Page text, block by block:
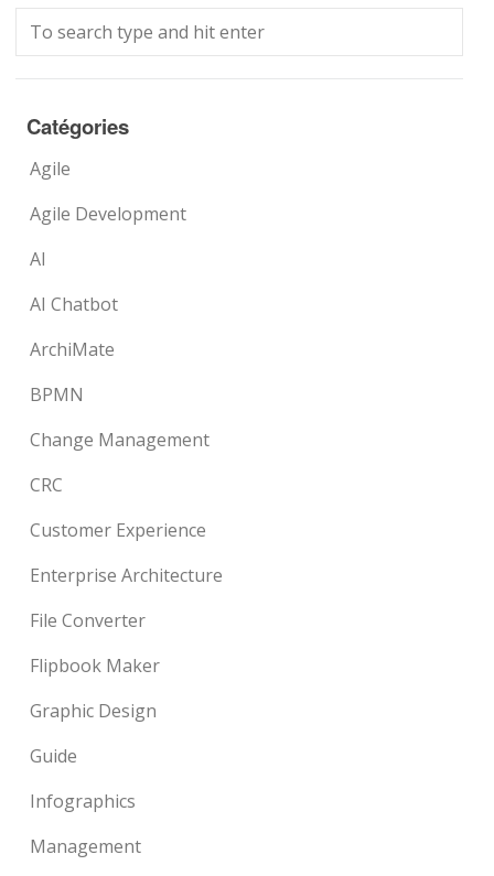
Catégories
Agile
Agile Development
AI
AI Chatbot
ArchiMate
BPMN
Change Management
CRC
Customer Experience
Enterprise Architecture
File Converter
Flipbook Maker
Graphic Design
Guide
Infographics
Management